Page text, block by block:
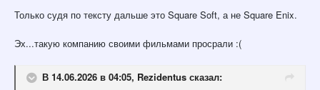
Только судя по тексту дальше это Square Soft, а не Square Enix.
Эх...такую компанию своими фильмами просрали :(
В 14.06.2026 в 04:05, Rezidentus сказал: